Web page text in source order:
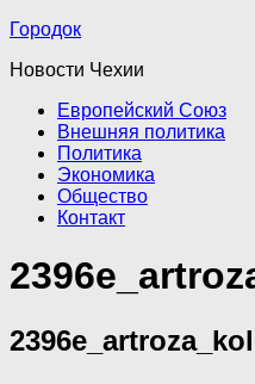
Городок
Новости Чехии
Европейский Союз
Внешняя политика
Политика
Экономика
Общество
Контакт